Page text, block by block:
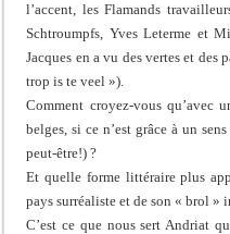
l’accent, les Flamands
Schtroumpfs, Yves Leterme et
Jacques en a vu des vertes et des
trop is te veel »).
Comment croyez-vous qu’avec
belges, si ce n’est grâce à un
peut-être!) ?
Et quelle forme littéraire plus
pays surréaliste et de son « brol »
C’est ce que nous sert Andriat